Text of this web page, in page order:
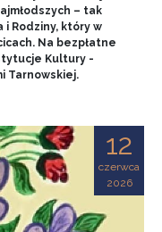
– tak
i Rodziny, który w
Na bezpłatne
Kultury -
Tarnowskiej.
12
czerwca
2026